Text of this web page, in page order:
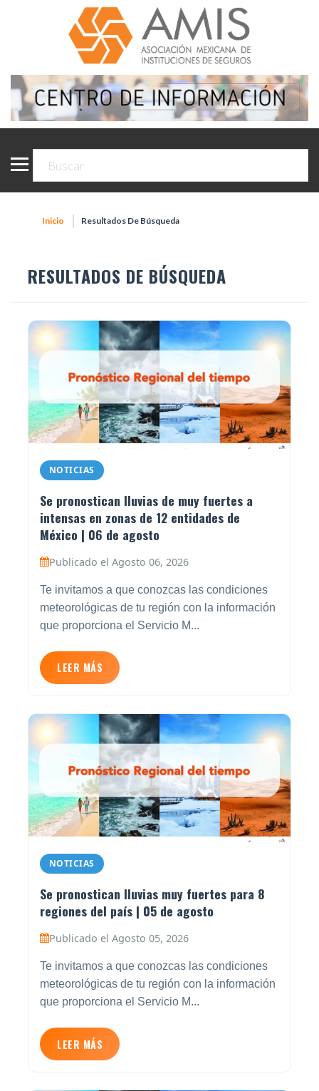
Inicio Resultados De Búsqueda
RESULTADOS DE BÚSQUEDA
NOTICIAS
Se pronostican lluvias de muy fuertes a
intensas en zonas de 12 entidades de
México | 06 de agosto
Publicado el Agosto 06, 2026
Te invitamos a que conozcas las condiciones
meteorológicas de tu región con la información
que proporciona el Servicio M...
LEER MÁS
NOTICIAS
Se pronostican lluvias muy fuertes para 8
regiones del país | 05 de agosto
Publicado el Agosto 05, 2026
Te invitamos a que conozcas las condiciones
meteorológicas de tu región con la información
que proporciona el Servicio M...
LEER MÁS